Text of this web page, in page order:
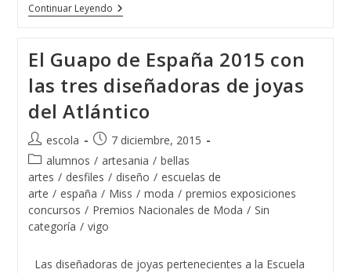
Continuar LeyendoRey
&
España
Con
Joyas
De
La
Escuela
De
Joyería
Del
Atlántico
El Guapo de España 2015 con
las tres diseñadoras de joyas
del Atlántico
Autor
de
la
entrada:
escola
Publicación
de
la
entrada:
7 diciembre, 2015
Categoría
de
la
entrada:
alumnos / artesania / bellas
artes / desfiles / diseño / escuelas de
arte / españa / Miss / moda / premios exposiciones
concursos / Premios Nacionales de Moda / Sin
categoría / vigo
Las diseñadoras de joyas pertenecientes a la Escuela